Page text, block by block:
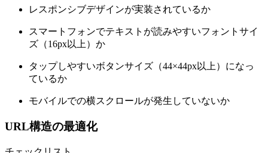
レスポンシブデザインが実装されているか
スマートフォンでテキストが読みやすいフォントサイ
ズ（16px以上）か
タップしやすいボタンサイズ（44×44px以上）になっ
ているか
モバイルでの横スクロールが発生していないか
URL構造の最適化